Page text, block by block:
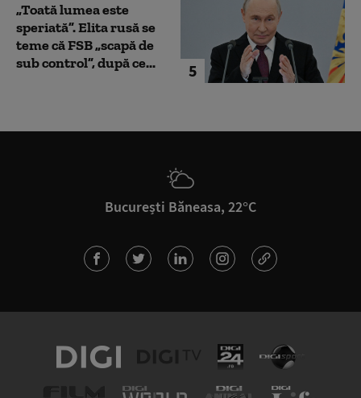
5
„Toată lumea este
speriată”. Elita rusă se
teme că FSB „scapă de
sub control”, după ce...
București Băneasa, 22°C